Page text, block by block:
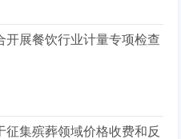
开展餐饮行业计量专项检查
集殡葬领域价格收费和反